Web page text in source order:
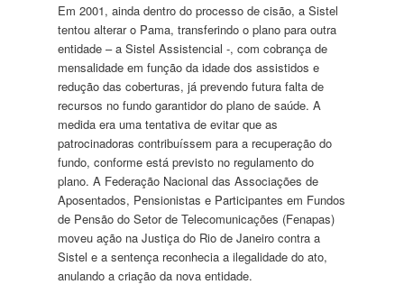
Em 2001, ainda dentro do processo de cisão, a Sistel
tentou alterar o Pama, transferindo o plano para outra
entidade – a Sistel Assistencial -, com cobrança de
mensalidade em função da idade dos assistidos e
redução das coberturas, já prevendo futura falta de
recursos no fundo garantidor do plano de saúde. A
medida era uma tentativa de evitar que as
patrocinadoras contribuíssem para a recuperação do
fundo, conforme está previsto no regulamento do
plano. A Federação Nacional das Associações de
Aposentados, Pensionistas e Participantes em Fundos
de Pensão do Setor de Telecomunicações (Fenapas)
moveu ação na Justiça do Rio de Janeiro contra a
Sistel e a sentença reconhecia a ilegalidade do ato,
anulando a criação da nova entidade.